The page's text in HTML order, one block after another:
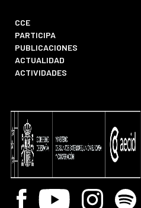
CCE
PARTICIPA
PUBLICACIONES
ACTUALIDAD
ACTIVIDADES
Facebook
Youtube InstagramSpotify